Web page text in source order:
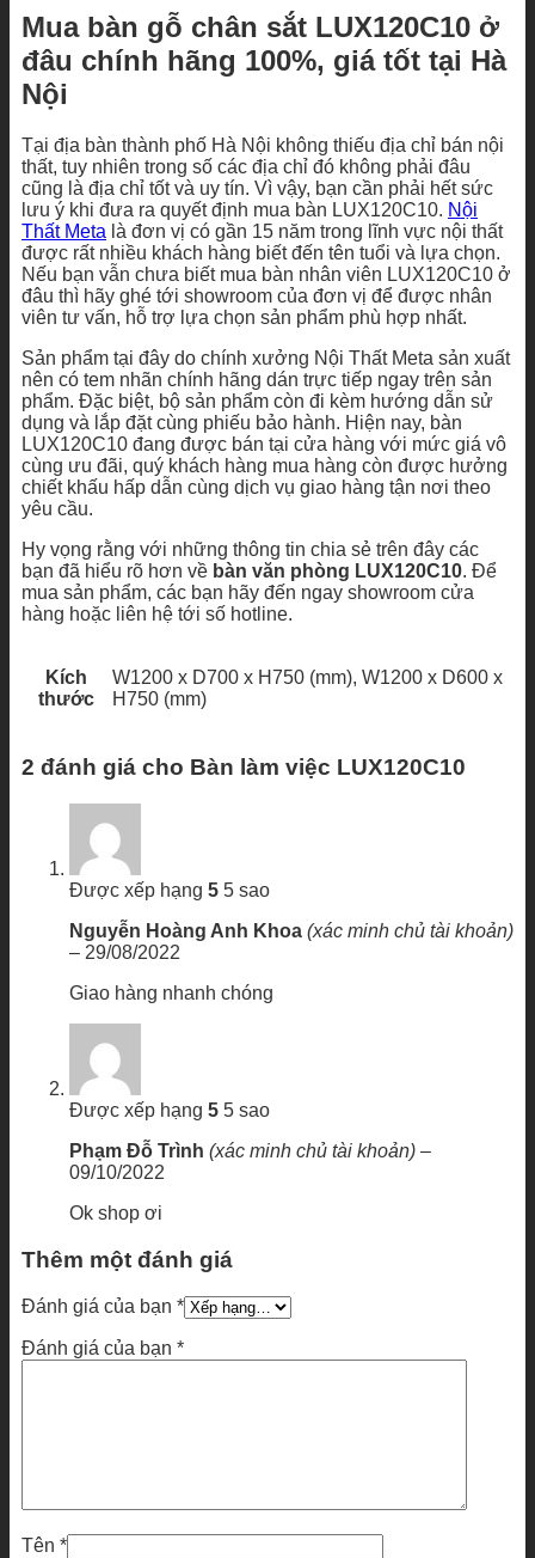
Mua bàn gỗ chân sắt LUX120C10 ở
đâu chính hãng 100%, giá tốt tại Hà
Nội
Tại địa bàn thành phố Hà Nội không thiếu địa chỉ bán nội
thất, tuy nhiên trong số các địa chỉ đó không phải đâu
cũng là địa chỉ tốt và uy tín. Vì vậy, bạn cần phải hết sức
lưu ý khi đưa ra quyết định mua bàn LUX120C10. Nội
Thất Meta là đơn vị có gần 15 năm trong lĩnh vực nội thất
được rất nhiều khách hàng biết đến tên tuổi và lựa chọn.
Nếu bạn vẫn chưa biết mua bàn nhân viên LUX120C10 ở
đâu thì hãy ghé tới showroom của đơn vị để được nhân
viên tư vấn, hỗ trợ lựa chọn sản phẩm phù hợp nhất.
Sản phẩm tại đây do chính xưởng Nội Thất Meta sản xuất
nên có tem nhãn chính hãng dán trực tiếp ngay trên sản
phẩm. Đặc biệt, bộ sản phẩm còn đi kèm hướng dẫn sử
dụng và lắp đặt cùng phiếu bảo hành. Hiện nay, bàn
LUX120C10 đang được bán tại cửa hàng với mức giá vô
cùng ưu đãi, quý khách hàng mua hàng còn được hưởng
chiết khấu hấp dẫn cùng dịch vụ giao hàng tận nơi theo
yêu cầu.
Hy vọng rằng với những thông tin chia sẻ trên đây các
bạn đã hiểu rõ hơn về bàn văn phòng LUX120C10. Để
mua sản phẩm, các bạn hãy đến ngay showroom cửa
hàng hoặc liên hệ tới số hotline.
Kích
thước
W1200 x D700 x H750 (mm), W1200 x D600 x
H750 (mm)
2 đánh giá cho Bàn làm việc LUX120C10
Được xếp hạng 5 5 sao
Nguyễn Hoàng Anh Khoa (xác minh chủ tài khoản)
– 29/08/2022
Giao hàng nhanh chóng
Được xếp hạng 5 5 sao
Phạm Đỗ Trình (xác minh chủ tài khoản) –
09/10/2022
Ok shop ơi
Thêm một đánh giá
Đánh giá của bạn *
Đánh giá của bạn *
Tên *